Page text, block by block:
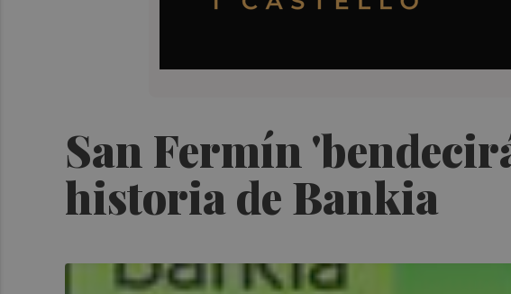
San Fermín
historia de Bankia